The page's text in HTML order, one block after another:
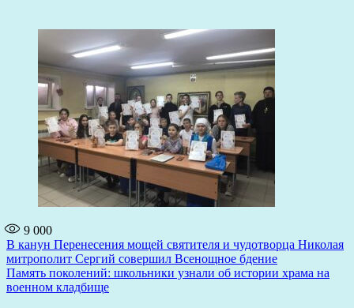
9 000
Навигация
по
записям
В канун Перенесения мощей святителя и чудотворца Николая
митрополит Сергий совершил Всенощное бдение
Память поколений: школьники узнали об истории храма на
военном кладбище